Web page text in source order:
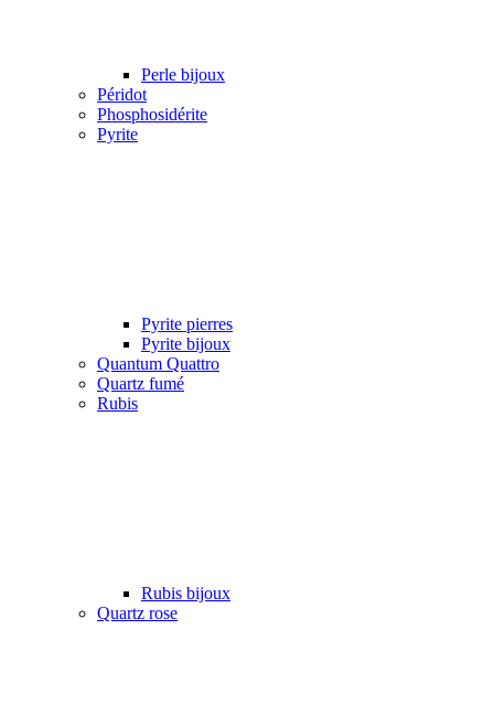
Perle bijoux
Péridot
Phosphosidérite
Pyrite
Pyrite pierres
Pyrite bijoux
Quantum Quattro
Quartz fumé
Rubis
Rubis bijoux
Quartz rose